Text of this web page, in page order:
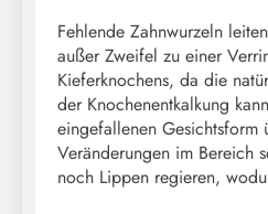
Fehlende Zahnwurzeln
außer Zweifel zu einer
Kieferknochens, da die
der Knochenentkalkung
eingefallenen Gesichtsform
Veränderungen im Bereich
noch Lippen regieren,